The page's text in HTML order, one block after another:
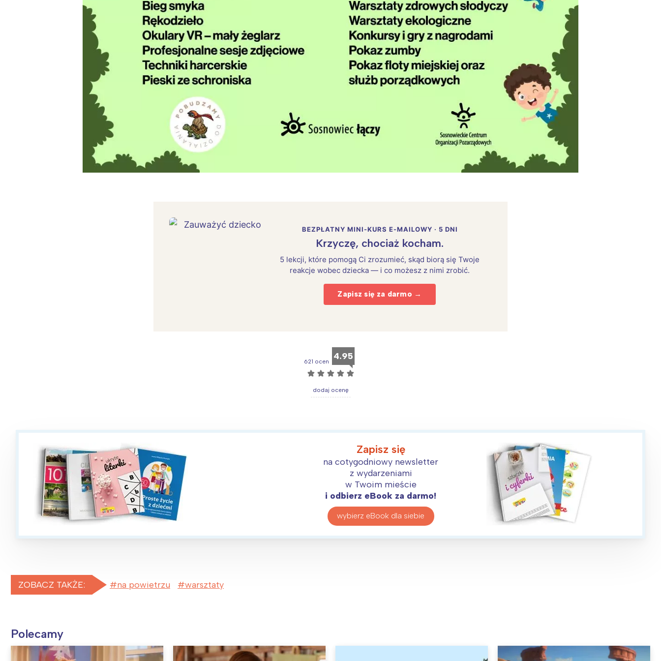
BEZPŁATNY MINI-KURS E-MAILOWY · 5 DNI
Krzyczę, chociaż kocham.
5 lekcji, które pomogą Ci zrozumieć, skąd biorą się Twoje
reakcje wobec dziecka — i co możesz z nimi zrobić.
Zapisz się za darmo →
621 ocen 4.95
☆ ☆ ☆ ☆ ☆
dodaj ocenę
Zapisz się
na cotygodniowy newsletter
z wydarzeniami
w Twoim mieście
i odbierz eBook za darmo!
wybierz eBook dla siebie
ZOBACZ TAKŻE: na powietrzu warsztaty
Polecamy
Wrocław
Północ
Wszystkie
Wybieram